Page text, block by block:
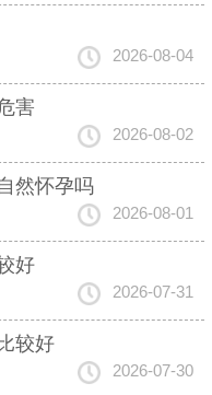
2026-08-04
害
2026-08-02
然怀孕吗
2026-08-01
好
2026-07-31
较好
2026-07-30